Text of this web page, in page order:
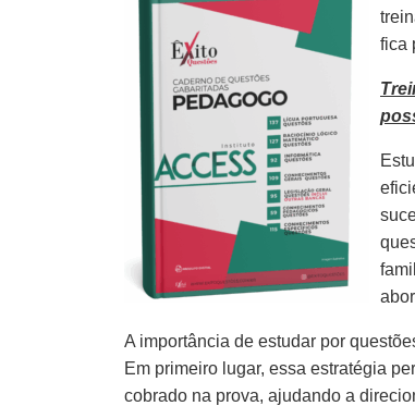
fica
A importância de estudar por
Em primeiro lugar, essa estratégia
cobrado na prova, ajudando a